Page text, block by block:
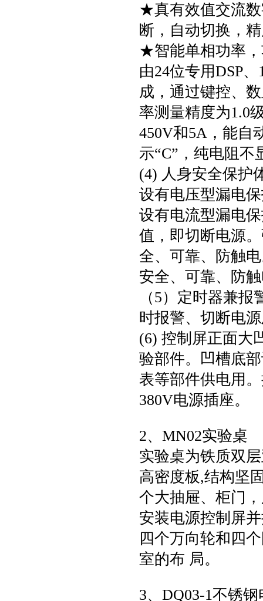
★真有效值交流数
断，自动切换，
★智能单相功率
由24位专用DSP
成，通过键控、
率测量精度为1.0
450V和5A，能自
示“C”，纯电阻
(4) 人身安全保护
设有电压型漏电
设有电流型漏电
值，即切断电源
全、可靠、防触
安全、可靠、防
（5）定时器兼
时报警、切断电
(6) 控制屏正面大
验部件。凹槽底
表等部件供电用
380V电源插座。
2、MN02实验桌
实验桌为铁质双
高密度板,结构坚
个大抽屉、柜门
安装电源控制屏
四个万向轮和四
室的布 局。
3、DQ03-1不锈